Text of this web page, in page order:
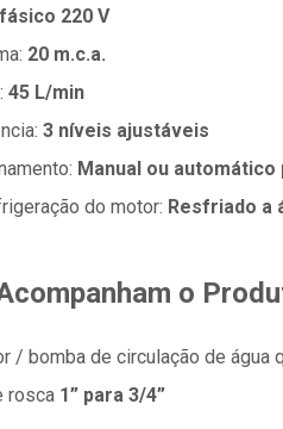
220 V
20 m.c.a.
45 L/min
3 níveis ajustáveis
Manual ou
do motor: Resfriado a
o
/ bomba de circulação de água
rosca 1” para 3/4”